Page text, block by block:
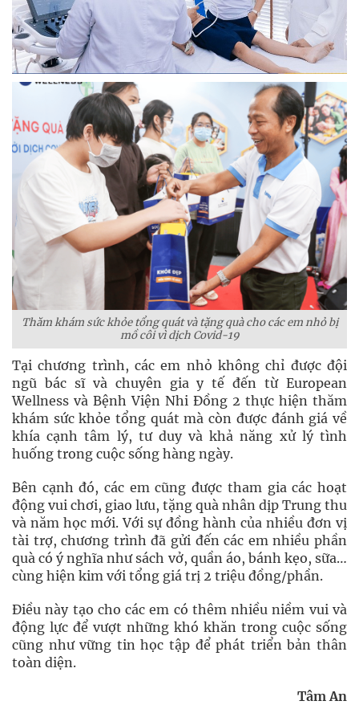
Thăm khám sức khỏe tổng quát và tặng quà cho các em nhỏ bị
mồ côi vì dịch Covid-19
Tại chương trình, các em nhỏ không chỉ được đội
ngũ bác sĩ và chuyên gia y tế đến từ European
Wellness và Bệnh Viện Nhi Đồng 2 thực hiện thăm
khám sức khỏe tổng quát mà còn được đánh giá về
khía cạnh tâm lý, tư duy và khả năng xử lý tình
huống trong cuộc sống hàng ngày.
Bên cạnh đó, các em cũng được tham gia các hoạt
động vui chơi, giao lưu, tặng quà nhân dịp Trung thu
và năm học mới. Với sự đồng hành của nhiều đơn vị
tài trợ, chương trình đã gửi đến các em nhiều phần
quà có ý nghĩa như sách vở, quần áo, bánh kẹo, sữa…
cùng hiện kim với tổng giá trị 2 triệu đồng/phần.
Điều này tạo cho các em có thêm nhiều niềm vui và
động lực để vượt những khó khăn trong cuộc sống
cũng như vững tin học tập để phát triển bản thân
toàn diện.
Tâm An